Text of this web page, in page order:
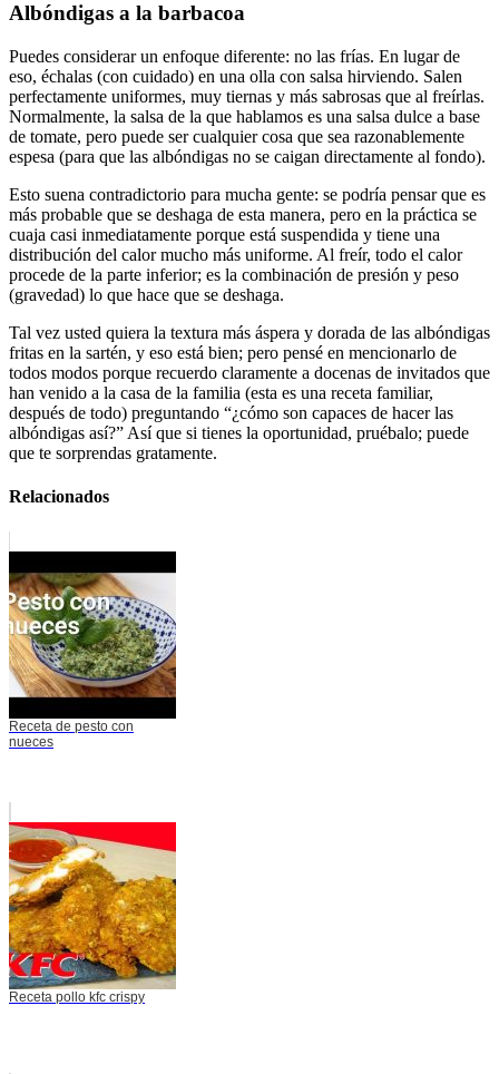
Albóndigas a la barbacoa
Puedes considerar un enfoque diferente: no las frías. En lugar de
eso, échalas (con cuidado) en una olla con salsa hirviendo. Salen
perfectamente uniformes, muy tiernas y más sabrosas que al freírlas.
Normalmente, la salsa de la que hablamos es una salsa dulce a base
de tomate, pero puede ser cualquier cosa que sea razonablemente
espesa (para que las albóndigas no se caigan directamente al fondo).
Esto suena contradictorio para mucha gente: se podría pensar que es
más probable que se deshaga de esta manera, pero en la práctica se
cuaja casi inmediatamente porque está suspendida y tiene una
distribución del calor mucho más uniforme. Al freír, todo el calor
procede de la parte inferior; es la combinación de presión y peso
(gravedad) lo que hace que se deshaga.
Tal vez usted quiera la textura más áspera y dorada de las albóndigas
fritas en la sartén, y eso está bien; pero pensé en mencionarlo de
todos modos porque recuerdo claramente a docenas de invitados que
han venido a la casa de la familia (esta es una receta familiar,
después de todo) preguntando “¿cómo son capaces de hacer las
albóndigas así?” Así que si tienes la oportunidad, pruébalo; puede
que te sorprendas gratamente.
Relacionados
Receta de pesto con
nueces
Receta pollo kfc crispy